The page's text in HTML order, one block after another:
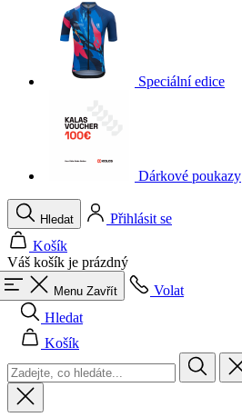
Speciální edice
Dárkové poukazy
Hledat
Přihlásit se
Košík
Váš košík je prázdný
Menu Zavřít
Volat
Hledat
Košík